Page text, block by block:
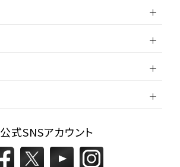
ホンダ
公式SNSアカウント